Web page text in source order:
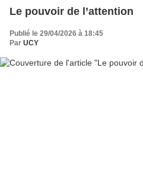
Le pouvoir de l’attention
Publié le 29/04/2026 à 18:45
Par UCY